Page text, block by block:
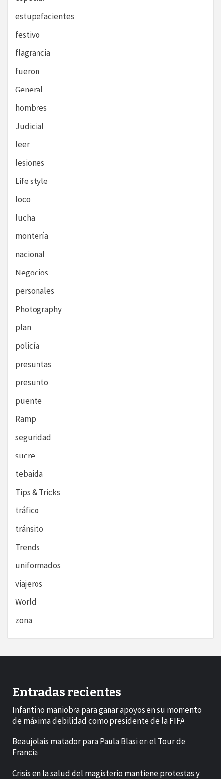
estupefacientes
festivo
flagrancia
fueron
General
hombres
Judicial
leer
lesiones
Life style
loco
lucha
montería
nacional
Negocios
personales
Photography
plan
policía
presuntas
presunto
puente
Ramp
seguridad
sucre
tebaida
Tips & Tricks
tráfico
tránsito
Trends
uniformados
viajeros
World
zona
Entradas recientes
Infantino maniobra para ganar apoyos en su momento
de máxima debilidad como presidente de la FIFA
Beaujolais matador para Paula Blasi en el Tour de
Francia
Crisis en la salud del magisterio mantiene protestas y